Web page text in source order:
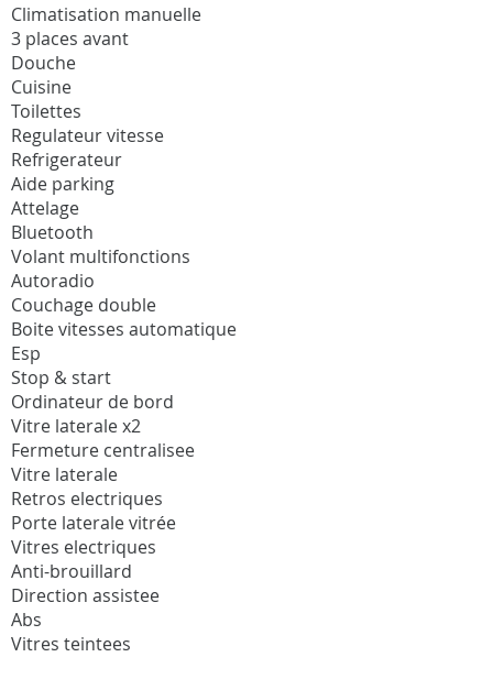
Climatisation manuelle
3 places avant
Douche
Cuisine
Toilettes
Regulateur vitesse
Refrigerateur
Aide parking
Attelage
Bluetooth
Volant multifonctions
Autoradio
Couchage double
Boite vitesses automatique
Esp
Stop & start
Ordinateur de bord
Vitre laterale x2
Fermeture centralisee
Vitre laterale
Retros electriques
Porte laterale vitrée
Vitres electriques
Anti-brouillard
Direction assistee
Abs
Vitres teintees